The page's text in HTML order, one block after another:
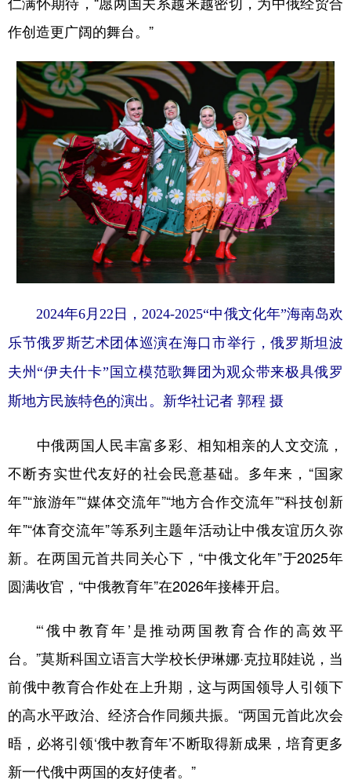
仁满怀期待，“愿两国关系越来越密切，为中俄经贸合
作创造更广阔的舞台。”
2024年6月22日，2024-2025“中俄文化年”海南岛欢
乐节俄罗斯艺术团体巡演在海口市举行，俄罗斯坦波
夫州“伊夫什卡”国立模范歌舞团为观众带来极具俄罗
斯地方民族特色的演出。新华社记者 郭程 摄
中俄两国人民丰富多彩、相知相亲的人文交流，
不断夯实世代友好的社会民意基础。多年来，“国家
年”“旅游年”“媒体交流年”“地方合作交流年”“科技创新
年”“体育交流年”等系列主题年活动让中俄友谊历久弥
新。在两国元首共同关心下，“中俄文化年”于2025年
圆满收官，“中俄教育年”在2026年接棒开启。
“‘俄中教育年’是推动两国教育合作的高效平
台。”莫斯科国立语言大学校长伊琳娜·克拉耶娃说，当
前俄中教育合作处在上升期，这与两国领导人引领下
的高水平政治、经济合作同频共振。“两国元首此次会
晤，必将引领‘俄中教育年’不断取得新成果，培育更多
新一代俄中两国的友好使者。”